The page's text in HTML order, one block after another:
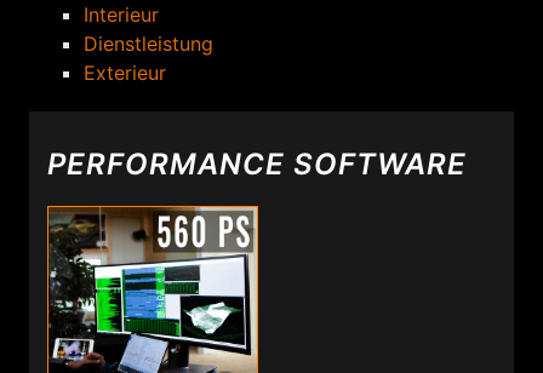
Interieur
Dienstleistung
Exterieur
PERFORMANCE SOFTWARE